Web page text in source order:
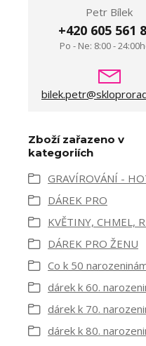
Petr Bílek
+420 605 561
Po - Ne: 8:00 -
Zboží zařazeno v
kategoriích
GRAVÍROVÁNÍ -
DÁREK PRO
KVĚTINY, CHMEL,
DÁREK PRO ŽENU
Co k 50
dárek k 60.
dárek k 70.
dárek k 80.